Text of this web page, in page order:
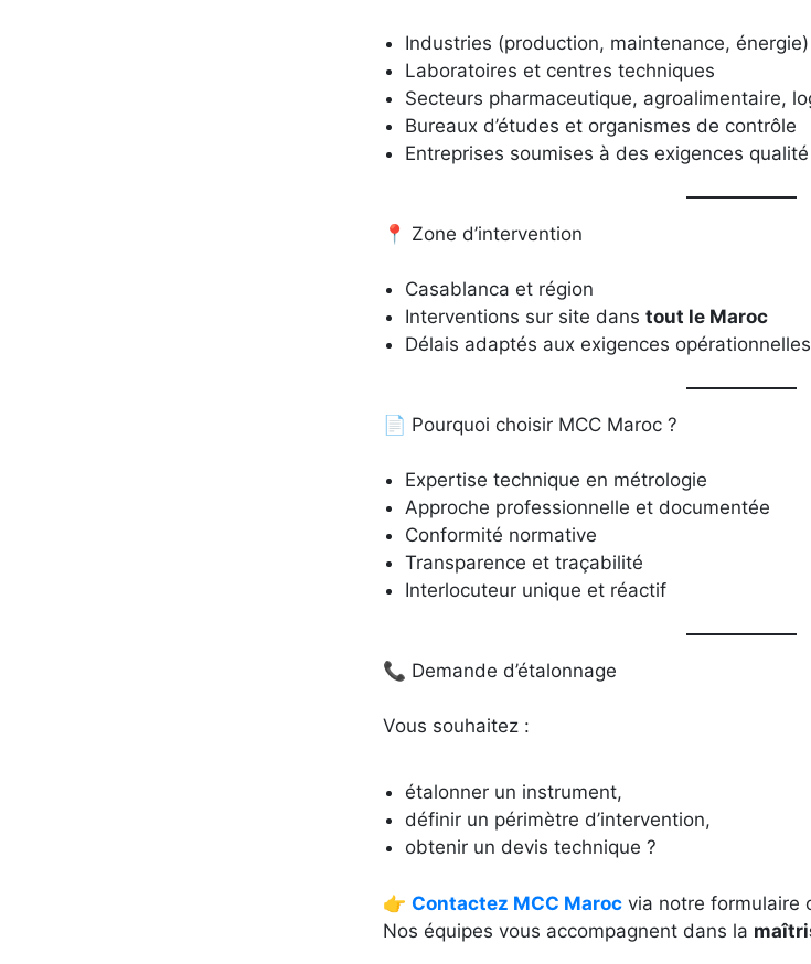
Industries (production, maintenance, énergie)
Laboratoires et centres techniques
Secteurs pharmaceutique, agroalimentaire,
Bureaux d’études et organismes de contrôle
Entreprises soumises à des exigences
📍 Zone d’intervention
Casablanca et région
Interventions sur site dans tout le Maroc
Délais adaptés aux exigences opérationnelles
📄 Pourquoi choisir MCC Maroc ?
Expertise technique en métrologie
Approche professionnelle et documentée
Conformité normative
Transparence et traçabilité
Interlocuteur unique et réactif
📞 Demande d’étalonnage
Vous souhaitez :
étalonner un instrument,
définir un périmètre d’intervention,
obtenir un devis technique ?
👉 Contactez MCC Marocvia notre formulaire
Nos équipes vous accompagnent dans la